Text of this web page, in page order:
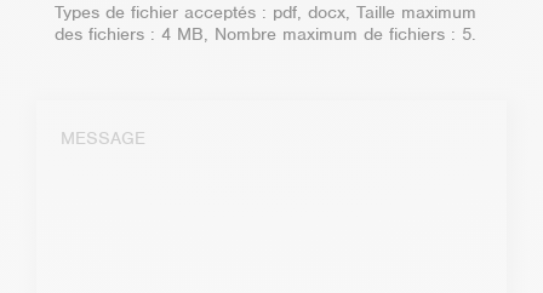
Types de fichier acceptés : pdf, docx, Taille maximum
des fichiers : 4 MB, Nombre maximum de fichiers : 5.